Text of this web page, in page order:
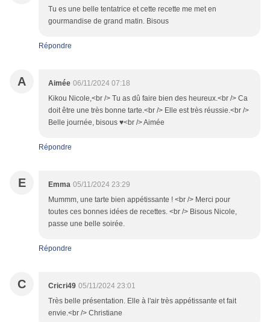
Tu es une belle tentatrice et cette recette me met en
gourmandise de grand matin. Bisous
Répondre
A Aimée 06/11/2024 07:18
Kikou Nicole,<br /> Tu as dû faire bien des heureux.<br /> Ca
doit être une très bonne tarte.<br /> Elle est très réussie.<br />
Belle journée, bisous ♥<br /> Aimée
Répondre
E Emma 05/11/2024 23:29
Mummm, une tarte bien appétissante ! <br /> Merci pour
toutes ces bonnes idées de recettes. <br /> Bisous Nicole,
passe une belle soirée.
Répondre
C Cricri49 05/11/2024 23:01
Très belle présentation. Elle à l'air très appétissante et fait
envie.<br /> Christiane